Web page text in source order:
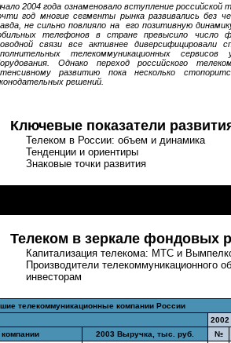
2004 года ознаменовало вступление российской
год многие сегменты рынка развивались без
не сильно повлияло на его позитивную
телефонов в стране превысило число
связи все активнее диверсифицировали
телекоммуникационных
Однако переход российского
развитию пока несколько
решений.
Ключевые показатели
Телеком в России: объем и динамика
Тенденции и ориентиры
Знаковые точки развития
Телеком в зеркале фондовых
Капитализация телекома: МТС и
Производители телекоммуникационного
инвесторам
телекоммуникационные компании России
2002
2003 Выручка, тыс. руб. №